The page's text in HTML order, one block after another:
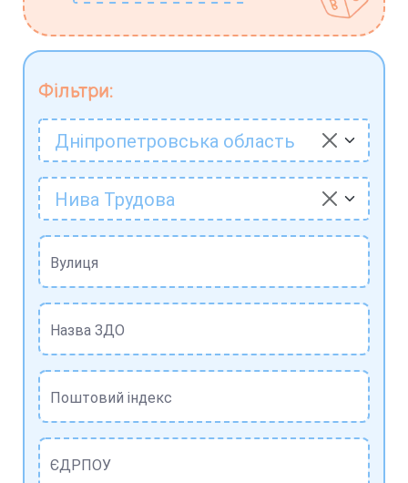
Фільтри:
Дніпропетровська область
Нива Трудова
Вулиця
Назва ЗДО
Поштовий індекс
ЄДРПОУ